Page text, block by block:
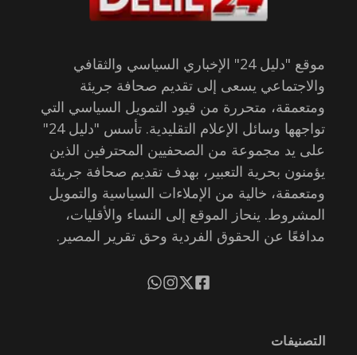
موقع "دليل 24" الإخباري السياسي والثقافي
والاجتماعي يسعى إلى تقديم صحافة جريئة
ومتعمقة، متحررة من قيود التمويل السياسي التي
تواجهها وسائل الإعلام التقليدية. تأسس "دليل 24"
على يد مجموعة من الصحفيين المحترفين الذين
يؤمنون بحرية التعبير، بهدف تقديم صحافة جريئة
ومتعمقة، خالية من الإملاءات السياسية والتمويل
المشروط. ينحاز الموقع إلى النساء والأقليات،
مدافعًا عن الحقوق الفردية وحق تقرير المصير.
التصنيفات